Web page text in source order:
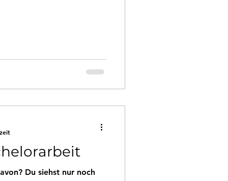
Du siehst nur noch